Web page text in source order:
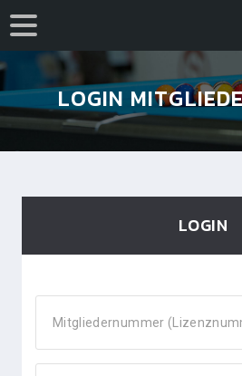
LOGIN
LOGIN
Mitgliedernummer